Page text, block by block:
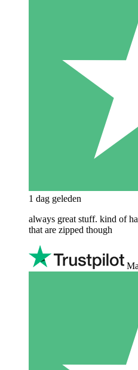
1 dag geleden
always great stuff. kind of
that are zipped though